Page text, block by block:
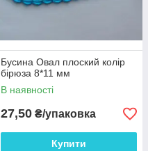
Бусина Овал плоский колір
бірюза 8*11 мм
В наявності
27,50 ₴/упаковка
Купити